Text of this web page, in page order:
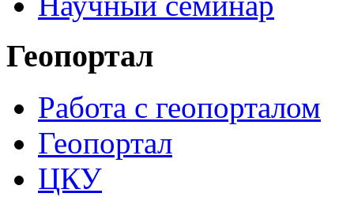
Геопортал
Работа с геопорталом
Геопортал
ЦКУ